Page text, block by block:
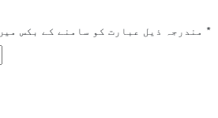
* مندرجہ ذیل عبارت کو سامنے کے بکس